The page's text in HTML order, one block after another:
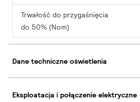
Trwałość do przygaśnięcia
do 50% (Nom)
Dane techniczne oświetlenia
Eksploatacja i połączenie elektryczne